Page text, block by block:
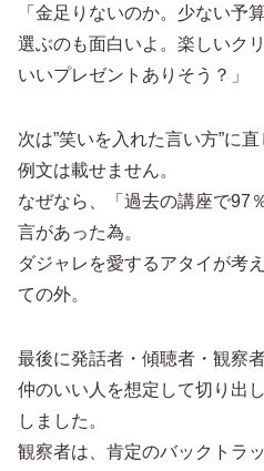
「金足りないのか。少ない予
選ぶのも面白いよ。楽しいク
いいプレゼントありそう？」
次は”笑いを入れた言い方”に直
例文は載せません。
なぜなら、「過去の講座で97
言があった為。
ダジャレを愛するアタイが考
ての外。
最後に発話者・傾聴者・観察
仲のいい人を想定して切り出
しました。
観察者は、肯定のバックトラ